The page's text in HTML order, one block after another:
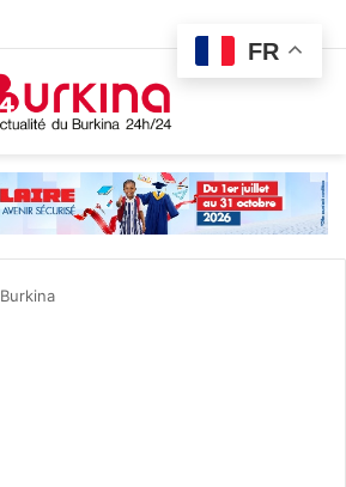
Burkina
FR